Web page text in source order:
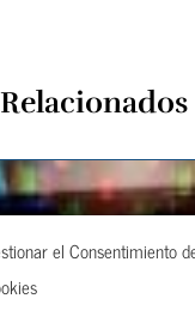
el Consentimiento